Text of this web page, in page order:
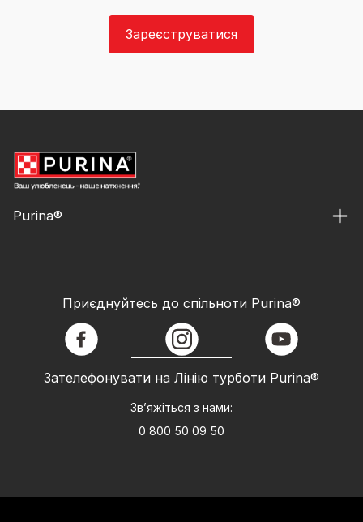
Зареєструватися
Purina®
Зателефонувати на Лінію турботи Purina®
Зв’яжіться з нами:
0 800 50 09 50
Приєднуйтесь до спільноти Purina®
facebook instagram youtube